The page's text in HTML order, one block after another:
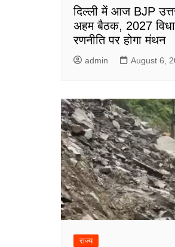
दिल्ली में आज BJP
अहम बैठक, 2027
रणनीति पर होगा मंथन
admin August 6,
राज्य